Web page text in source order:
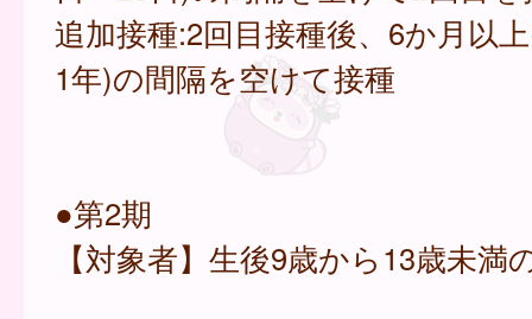
追加接種:2回目接種後、6か月以
1年)の間隔を空けて接種
●第2期
【対象者】生後9歳から13歳未満